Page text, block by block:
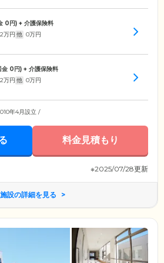
0円) + 介護保険料
万円 他 0万円
金 0円) + 介護保険料
万円 他 0万円
年4月設立 /
料金見積もり
※2025/07/28更新
施設の詳細を見る